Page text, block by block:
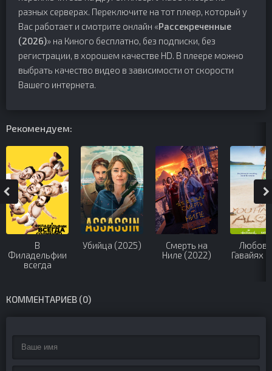
разных серверах. Переключите на тот плеер, который у
Вас работает и смотрите онлайн «Рассекреченные
(2026)» на Киного бесплатно, без подписки, без
регистрации, в хорошем качестве HD. В плеере можно
выбрать качество видео в зависимости от скорости
Вашего интернета.
Рекомендуем:
В
Филадельфии
всегда
Убийца (2025)
Смерть на
Ниле (2022)
Гавайях
КОММЕНТАРИЕВ (0)